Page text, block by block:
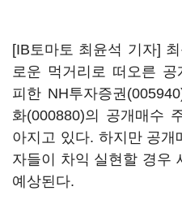
[IB토마토 최윤석 기자]
로운 먹거리로 떠오른 공
피한 NH투자증권
화(000880)의 공개매수
아지고 있다. 하지만 공
자들이 차익 실현할 경우
예상된다.